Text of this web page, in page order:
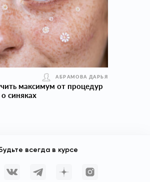
АБРАМОВА ДАРЬЯ
максимум от процедур
синяках
Будьте всегда в курсе